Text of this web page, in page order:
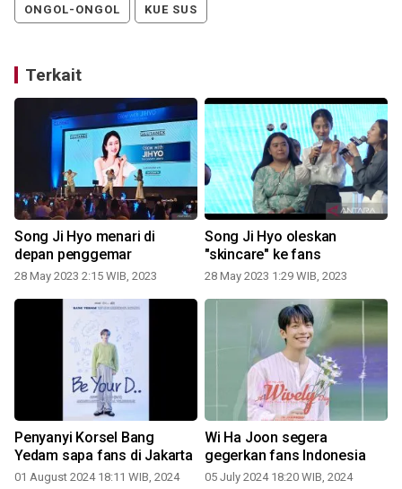
ONGOL-ONGOL KUE SUS
Terkait
Song Ji Hyo menari di
depan penggemar
28 May 2023 2:15 WIB, 2023
Song Ji Hyo oleskan
"skincare" ke fans
28 May 2023 1:29 WIB, 2023
Penyanyi Korsel Bang
Yedam sapa fans di Jakarta
01 August 2024 18:11 WIB, 2024
Wi Ha Joon segera
gegerkan fans Indonesia
05 July 2024 18:20 WIB, 2024